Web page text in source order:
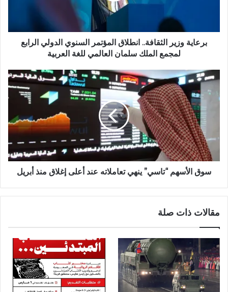
ب
برعاية وزير الثقافة.. انطلاق المؤتمر السنوي الدولي الرابع
لمجمع الملك سلمان العالمي للغة العربية
سوق الأسهم “تاسي” ينهي تعاملاته عند أعلى إغلاق منذ أبريل
مقالات ذات صلة